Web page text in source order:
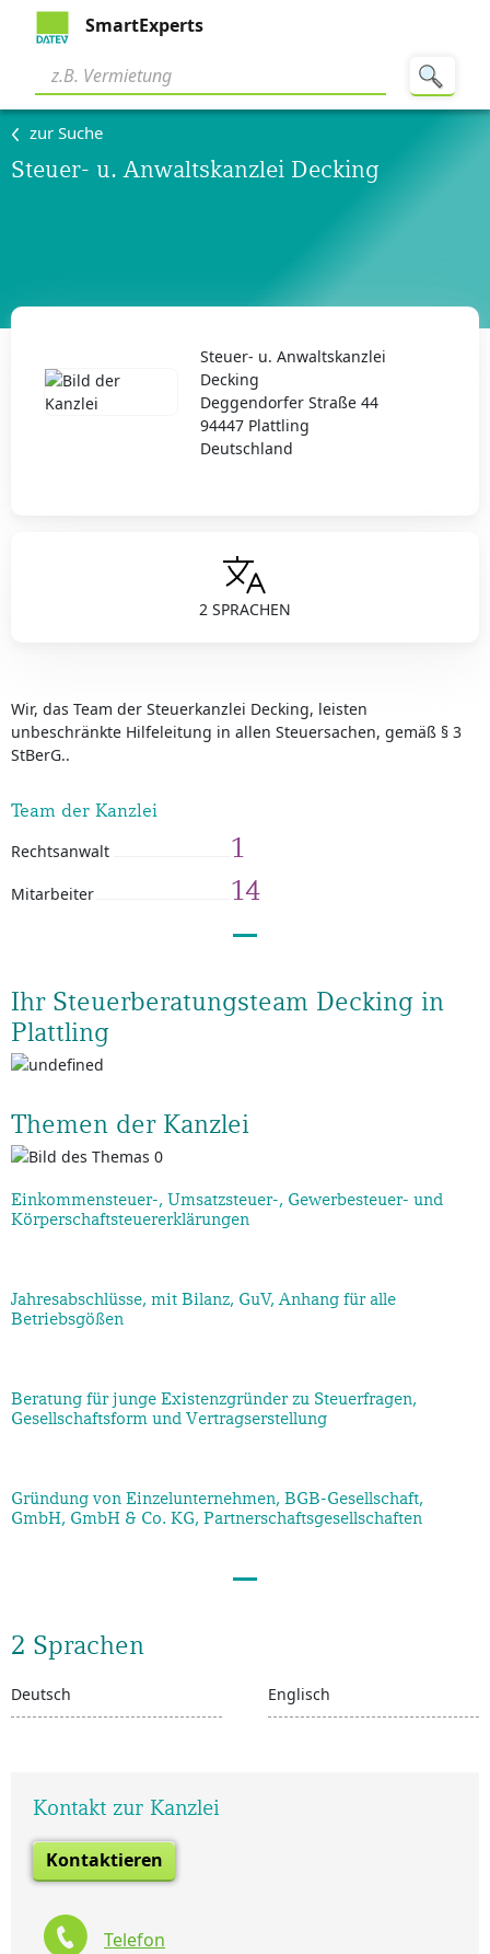
SmartExperts
zur Suche
Steuer- u. Anwaltskanzlei Decking
2 SPRACHEN
Wir, das Team der Steuerkanzlei Decking, leisten
unbeschränkte Hilfeleitung in allen Steuersachen, gemäß § 3
StBerG..
Team der Kanzlei
Rechtsanwalt 1
Mitarbeiter 14
Ihr Steuerberatungsteam Decking in
Plattling
Themen der Kanzlei
Einkommensteuer-, Umsatzsteuer-, Gewerbesteuer- und
Körperschaftsteuererklärungen
Jahresabschlüsse, mit Bilanz, GuV, Anhang für alle
Betriebsgößen
Beratung für junge Existenzgründer zu Steuerfragen,
Gesellschaftsform und Vertragserstellung
Gründung von Einzelunternehmen, BGB-Gesellschaft,
GmbH, GmbH & Co. KG, Partnerschaftsgesellschaften
2 Sprachen
Deutsch Englisch
Steuer- u. Anwaltskanzlei
Decking
Deggendorfer Straße 44
94447 Plattling
Deutschland
Kontakt zur Kanzlei
Kontaktieren
Telefon